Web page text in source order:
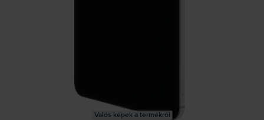
Valós képek a termékről